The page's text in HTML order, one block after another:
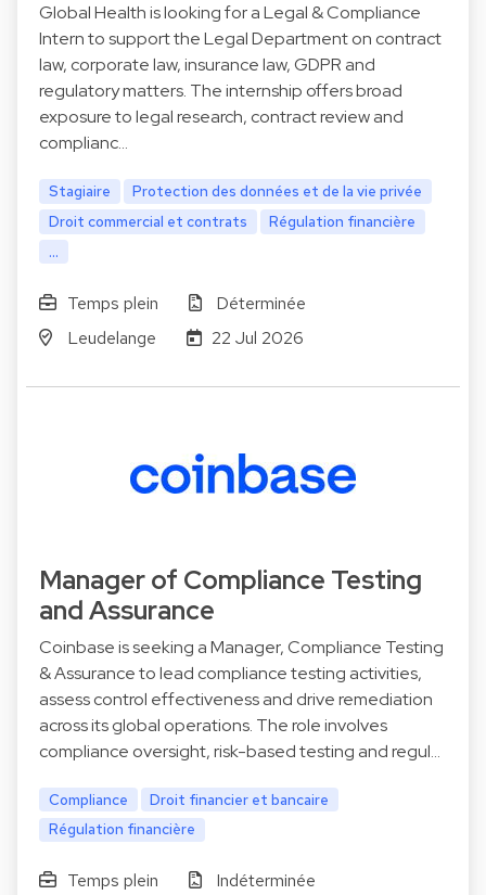
Global Health is looking for a Legal & Compliance
Intern to support the Legal Department on contract
law, corporate law, insurance law, GDPR and
regulatory matters. The internship offers broad
exposure to legal research, contract review and
complianc…
Stagiaire
Protection des données et de la vie privée
Droit commercial et contrats
Régulation financière
...
Temps plein
Déterminée
Leudelange
22 Jul 2026
Manager of Compliance Testing
and Assurance
Coinbase is seeking a Manager, Compliance Testing
& Assurance to lead compliance testing activities,
assess control effectiveness and drive remediation
across its global operations. The role involves
compliance oversight, risk-based testing and regul…
Compliance
Droit financier et bancaire
Régulation financière
Temps plein
Indéterminée